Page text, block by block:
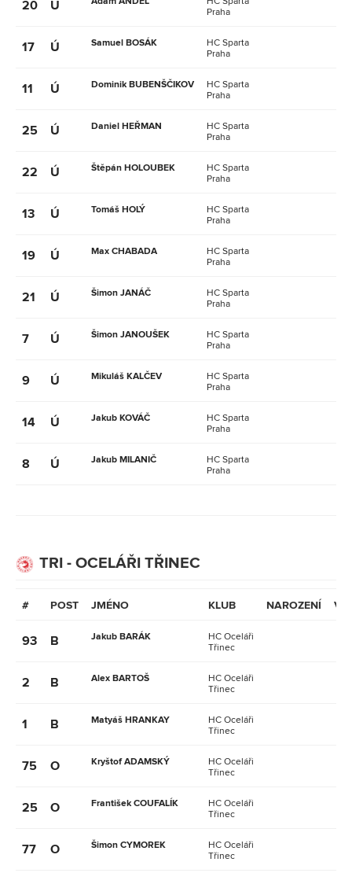
20 Ú
Praha
17 Ú Samuel BOSÁK
HC Sparta
Praha
11 Ú Dominik BUBENŠČIKOV
HC Sparta
Praha
25 Ú Daniel HEŘMAN
HC Sparta
Praha
22 Ú Štěpán HOLOUBEK
HC Sparta
Praha
13 Ú Tomáš HOLÝ
HC Sparta
Praha
19 Ú Max CHABADA
HC Sparta
Praha
21 Ú Šimon JANÁČ
HC Sparta
Praha
7 Ú Šimon JANOUŠEK
HC Sparta
Praha
9 Ú Mikuláš KALČEV
HC Sparta
Praha
14 Ú Jakub KOVÁČ
HC Sparta
Praha
8 Ú Jakub MILANIČ
HC Sparta
Praha
TRI - OCELÁŘI TŘINEC
# POST JMÉNO KLUB NAROZENÍ
93 B Jakub BARÁK
HC Oceláři
Třinec
2 B Alex BARTOŠ
HC Oceláři
Třinec
1 B Matyáš HRANKAY
HC Oceláři
Třinec
75 O Kryštof ADAMSKÝ
HC Oceláři
Třinec
25 O František COUFALÍK
HC Oceláři
Třinec
77 O Šimon CYMOREK
HC Oceláři
Třinec